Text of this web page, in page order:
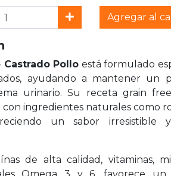
Agregar al
Castrado Pollo está formulado
ayudando a mantener un
urinario. Su receta grain
ingredientes naturales como
un sabor irresistible
de alta calidad, vitaminas,